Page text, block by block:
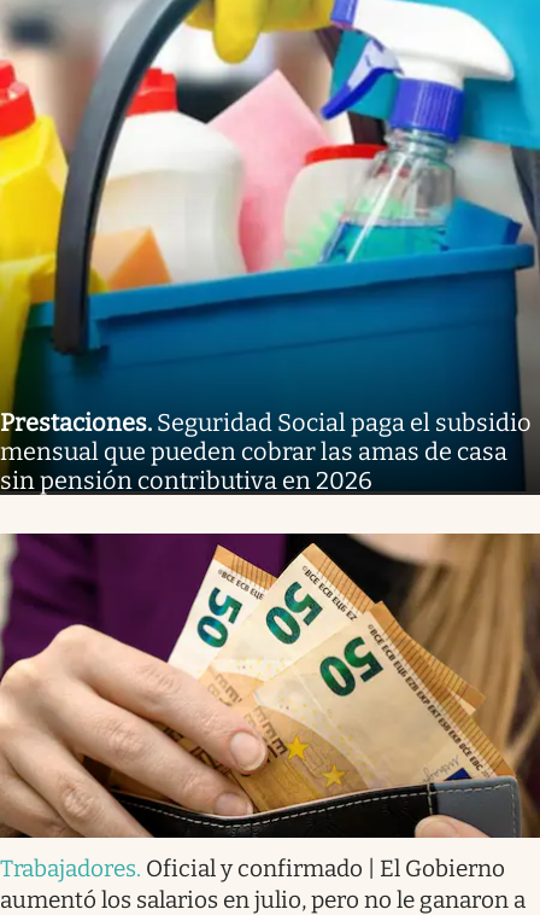
Prestaciones. Seguridad Social paga el subsidio
mensual que pueden cobrar las amas de casa
sin pensión contributiva en 2026
Trabajadores. Oficial y confirmado | El Gobierno
aumentó los salarios en julio, pero no le ganaron a